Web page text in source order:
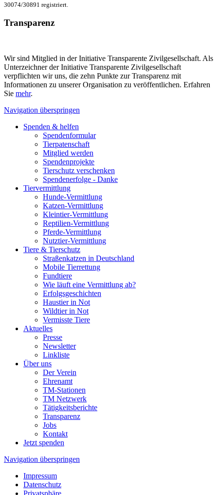
30074/30891 registriert.
Transparenz
Wir sind Mitglied in der Initiative Transparente Zivilgesellschaft. Als
Unterzeichner der Initiative Transparente Zivilgesellschaft
verpflichten wir uns, die zehn Punkte zur Transparenz mit
Informationen zu unserer Organisation zu veröffentlichen. Erfahren
Sie mehr.
Navigation überspringen
Spenden & helfen
Spendenformular
Tierpatenschaft
Mitglied werden
Spendenprojekte
Tierschutz verschenken
Spendenerfolge - Danke
Tiervermittlung
Hunde-Vermittlung
Katzen-Vermittlung
Kleintier-Vermittlung
Reptilien-Vermittlung
Pferde-Vermittlung
Nutztier-Vermittlung
Tiere & Tierschutz
Straßenkatzen in Deutschland
Mobile Tierrettung
Fundtiere
Wie läuft eine Vermittlung ab?
Erfolgsgeschichten
Haustier in Not
Wildtier in Not
Vermisste Tiere
Aktuelles
Presse
Newsletter
Linkliste
Über uns
Der Verein
Ehrenamt
TM-Stationen
TM Netzwerk
Tätigkeitsberichte
Transparenz
Jobs
Kontakt
Jetzt spenden
Navigation überspringen
Impressum
Datenschutz